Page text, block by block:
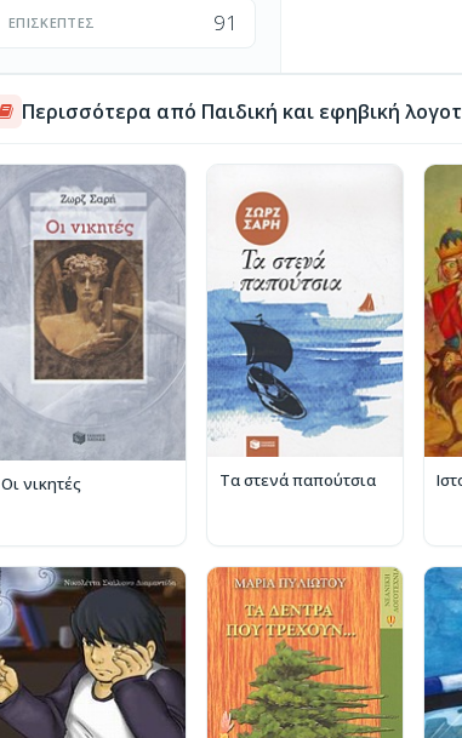
ΕΠΙΣΚΈΠΤΕΣ 91
Περισσότερα από Παιδική και εφηβική
Οι νικητές Τα στενά παπούτσια